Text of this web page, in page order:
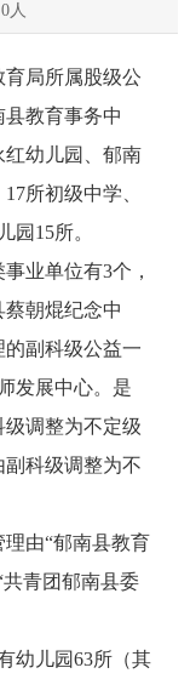
人
局所属股级公
教育事务中
幼儿园、郁南
所初级中学、
园15所。
业单位有3个，
朝焜纪念中
副科级公益一
发展中心。是
调整为不定级
科级调整为不
由“郁南县教育
青团郁南县委
儿园63所（其